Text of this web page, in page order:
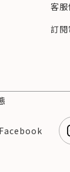
客服
訂閱
Facebook